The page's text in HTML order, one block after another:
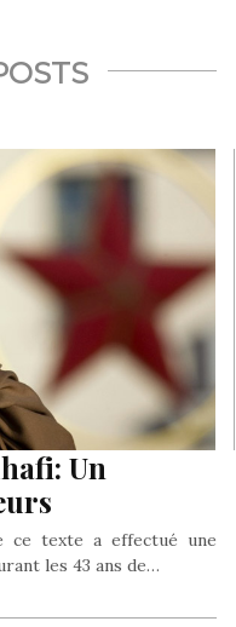
Un
ce texte a effectué une
les 43 ans de…